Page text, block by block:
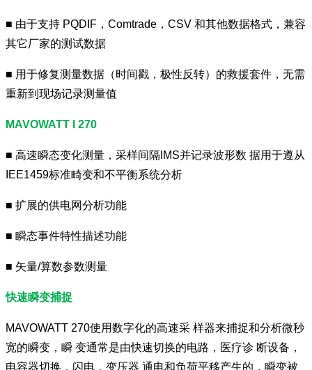
■ 由于支持 PQDIF，Comtrade，CSV 和其他数据格式，兼容
其它厂家的测试数据
■ 用于修复测量数据（时间戳，极性反转）的救援套件，无需
重新到现场记录测量值
MAVOWATT l 270
■ 高速瞬态变化测量，采样间隔IMS并记录波形数 据用于遵从
IEE1459标准畸变和不平衡系统分析
■ 扩展的供电网分析功能
■ 瞬态事件特性描述功能
■ 矢量/算数参数测量
快速瞬变捕捉
MAVOWATT 270使用数字化的高速采 样器来捕捉和分析微秒
宽的瞬变，瞬 变通常是由快速切换的电路，医疗诊 断设备，
电容器切换，闪电，变压器 通电和负荷平移产生的，瞬变被